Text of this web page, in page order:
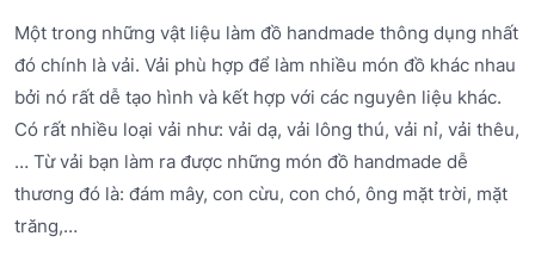
Một trong những vật liệu làm đồ handmade thông dụng nhất
đó chính là vải. Vải phù hợp để làm nhiều món đồ khác nhau
bởi nó rất dễ tạo hình và kết hợp với các nguyên liệu khác.
Có rất nhiều loại vải như: vải dạ, vải lông thú, vải nỉ, vải thêu,
… Từ vải bạn làm ra được những món đồ handmade dễ
thương đó là: đám mây, con cừu, con chó, ông mặt trời, mặt
trăng,…